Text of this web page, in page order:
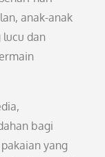
anak-anak
lucu dan
bagi
yang